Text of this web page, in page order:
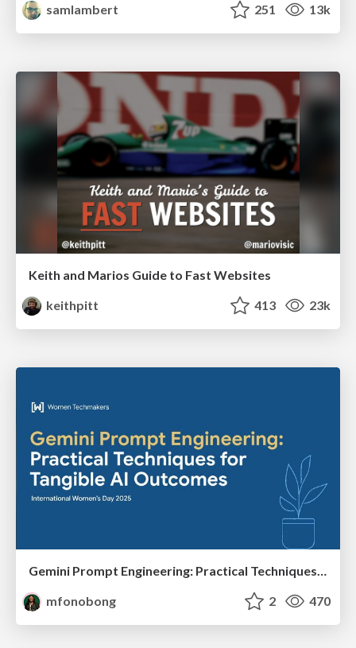
samlambert
251 13k
Keith and Marios Guide to Fast Websites
keithpitt
413 23k
Gemini Prompt Engineering: Practical Techniques for Tangible AI Outcomes
mfonobong
2 470